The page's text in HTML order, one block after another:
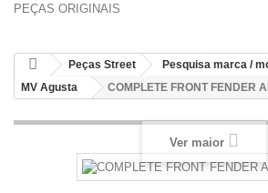
PEÇAS ORIGINAIS
Peças Street
Pesquisa marca /
MV Agusta
COMPLETE FRONT FENDER
Ver maior